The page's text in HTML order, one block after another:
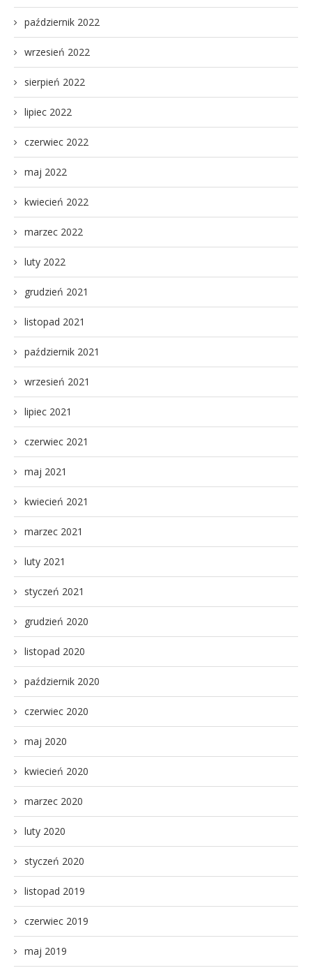
październik 2022
wrzesień 2022
sierpień 2022
lipiec 2022
czerwiec 2022
maj 2022
kwiecień 2022
marzec 2022
luty 2022
grudzień 2021
listopad 2021
październik 2021
wrzesień 2021
lipiec 2021
czerwiec 2021
maj 2021
kwiecień 2021
marzec 2021
luty 2021
styczeń 2021
grudzień 2020
listopad 2020
październik 2020
czerwiec 2020
maj 2020
kwiecień 2020
marzec 2020
luty 2020
styczeń 2020
listopad 2019
czerwiec 2019
maj 2019